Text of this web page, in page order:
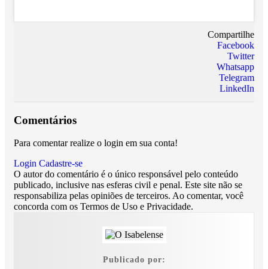
Compartilhe
Facebook
Twitter
Whatsapp
Telegram
LinkedIn
Comentários
Para comentar realize o login em sua conta!
Login Cadastre-se
O autor do comentário é o único responsável pelo conteúdo
publicado, inclusive nas esferas civil e penal. Este site não se
responsabiliza pelas opiniões de terceiros. Ao comentar, você
concorda com os Termos de Uso e Privacidade.
Publicado por: